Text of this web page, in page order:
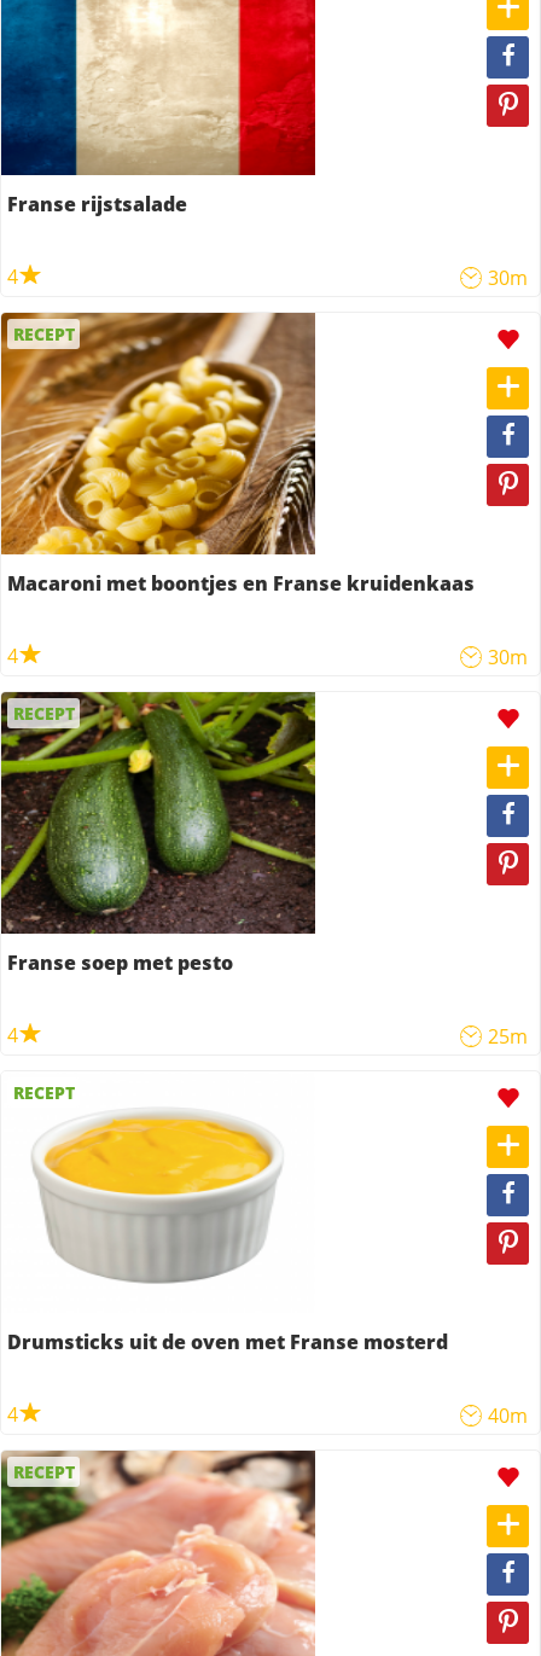
Franse rijstsalade
4 30m
RECEPT
Macaroni met boontjes en Franse kruidenkaas
4 30m
RECEPT
Franse soep met pesto
4 25m
RECEPT
Drumsticks uit de oven met Franse mosterd
4 40m
RECEPT